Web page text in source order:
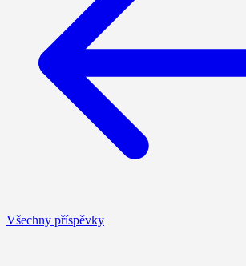
Všechny příspěvky